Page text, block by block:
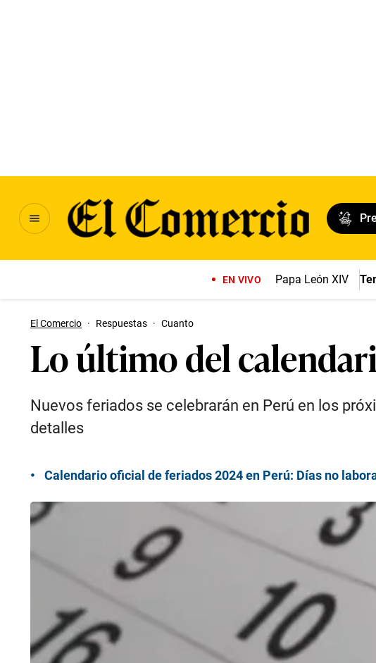
EN VIVO Papa León XIV
El Comercio · Respuestas · Cuanto
Lo último del
Nuevos feriados se celebrarán en Perú en los
detalles
Calendario oficial de feriados 2024 en Perú: Días no